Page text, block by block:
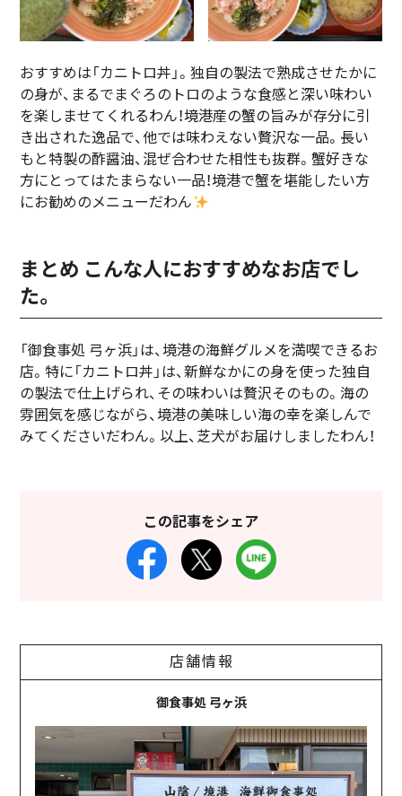
おすすめは「カニトロ丼」。独自の製法で熟成させたかに
の身が、まるでまぐろのトロのような食感と深い味わい
を楽しませてくれるわん！境港産の蟹の旨みが存分に引
き出された逸品で、他では味わえない贅沢な一品。長い
もと特製の酢醤油、混ぜ合わせた相性も抜群。蟹好きな
方にとってはたまらない一品！境港で蟹を堪能したい方
にお勧めのメニューだわん
まとめ こんな人におすすめなお店でし
た。
「御食事処 弓ヶ浜」は、境港の海鮮グルメを満喫できるお
店。特に「カニトロ丼」は、新鮮なかにの身を使った独自
の製法で仕上げられ、その味わいは贅沢そのもの。海の
雰囲気を感じながら、境港の美味しい海の幸を楽しんで
みてくださいだわん。以上、芝犬がお届けしましたわん！
この記事をシェア
店舗情報
御食事処 弓ヶ浜